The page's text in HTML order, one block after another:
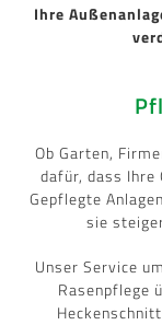
Ihre
Ob Garten,
dafür, dass Ihre
Gepflegte
sie
Unser Service
Rasenpflege